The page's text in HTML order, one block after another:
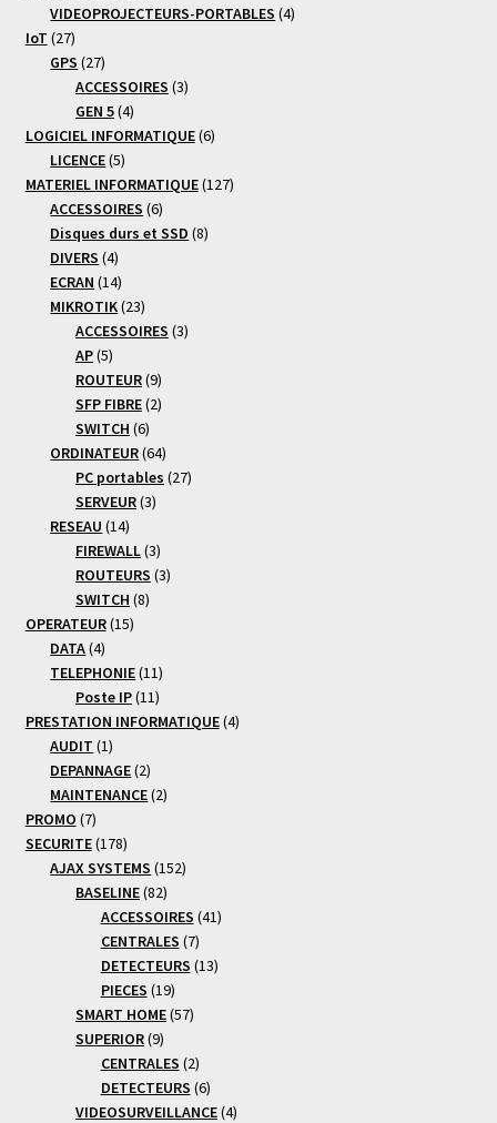
produits
VIDEOPROJECTEURS-PORTABLES 44
IoT 2727
produits
GPS 2727
produits
ACCESSOIRES 33
GEN 5 44
produits
LOGICIEL INFORMATIQUE 66
LICENCE 55
produits
MATERIEL INFORMATIQUE 127127
ACCESSOIRES 66
produits
Disques durs et SSD 88
DIVERS 44
produits
ECRAN 1414
produits
MIKROTIK 2323
produits
ACCESSOIRES 33
AP 55
produits
ROUTEUR 99
produits
SFP FIBRE 22
SWITCH 66
produits
ORDINATEUR 6464
produits
PC portables 2727
SERVEUR 33
RESEAU 1414
produits
FIREWALL 33
produits
ROUTEURS 33
SWITCH 88
OPERATEUR 1515
DATA 44
produits
TELEPHONIE 1111
produits
Poste IP 1111
produits
PRESTATION INFORMATIQUE 44
AUDIT 11
produit
DEPANNAGE 22
produits
MAINTENANCE 22
PROMO 77
produits
SECURITE 178178
produits
AJAX SYSTEMS 152152
BASELINE 8282
produits
ACCESSOIRES 4141
CENTRALES 77
produits
DETECTEURS 1313
PIECES 1919
produits
SMART HOME 5757
SUPERIOR 99
produits
CENTRALES 22
produits
DETECTEURS 66
produits
VIDEOSURVEILLANCE 44